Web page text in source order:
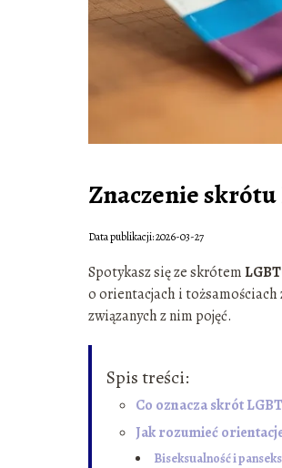
Znaczenie
Data publikacji: 2026-03-27
Spotykasz się ze skrótem
o orientacjach i tożsamościach
związanych z nim pojęć.
Spis treści:
Co oznacza skrót
Jak rozumieć
Biseksualność i